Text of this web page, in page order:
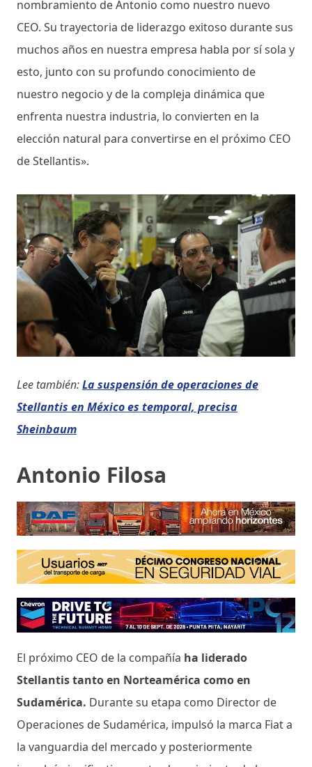
nombramiento de Antonio como nuestro nuevo
CEO. Su trayectoria de liderazgo exitoso durante sus
muchos años en nuestra empresa habla por sí sola y
esto, junto con su profundo conocimiento de
nuestro negocio y de la compleja dinámica que
enfrenta nuestra industria, lo convierten en la
elección natural para convertirse en el próximo CEO
de Stellantis».
Lee también:La suspensión de operaciones de
Stellantis en México es temporal, precisa
Sheinbaum
Antonio Filosa
El próximo CEO de la compañía ha liderado
Stellantis tanto en Norteamérica como en
Sudamérica. Durante su etapa como Director de
Operaciones de Sudamérica, impulsó la marca Fiat a
la vanguardia del mercado y posteriormente